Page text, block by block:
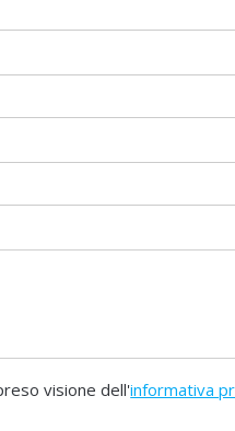
visione dell'informativa